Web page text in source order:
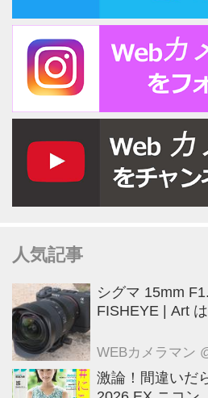
人気記事
シグマ 15mm
FISHEYE | Art
WEBカメラマン
激論！間違いだ